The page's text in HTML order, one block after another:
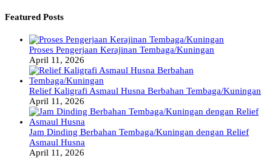
Featured Posts
Proses Pengerjaan Kerajinan Tembaga/Kuningan
April 11, 2026
Relief Kaligrafi Asmaul Husna Berbahan Tembaga/Kuningan
April 11, 2026
Jam Dinding Berbahan Tembaga/Kuningan dengan Relief
Asmaul Husna
April 11, 2026